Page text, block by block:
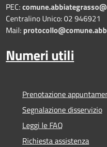
PEC:
Centralino Unico: 02 946921
Mail:
Numeri utili
Prenotazione
Segnalazione disservizio
Leggi le FAQ
Richiesta assistenza